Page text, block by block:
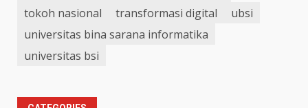
tokoh nasional
transformasi digital
ubsi
universitas bina sarana informatika
universitas bsi